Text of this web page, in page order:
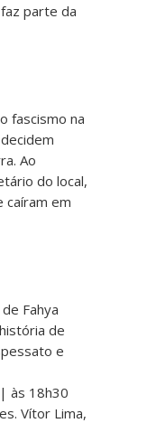
parte da
fascismo na
Ao
do local,
caíram em
Fahya
de
e
às 18h30
Vítor Lima,